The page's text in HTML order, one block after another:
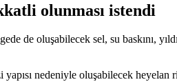
olunması istendi
de oluşabilecek sel, su baskını,
nedeniyle oluşabilecek heyelan